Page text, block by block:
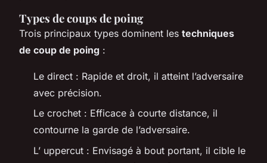
Types de coups de poing
Trois principaux types dominent les techniques
de coup de poing :
Le direct : Rapide et droit, il atteint l’adversaire
avec précision.
Le crochet : Efficace à courte distance, il
contourne la garde de l’adversaire.
L’ uppercut : Envisagé à bout portant, il cible le